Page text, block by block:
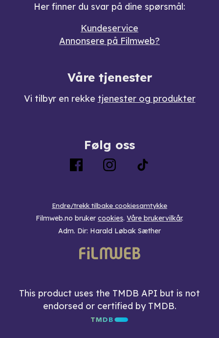
Her finner du svar på dine spørsmål:
Kundeservice
Annonsere på Filmweb?
Våre tjenester
Vi tilbyr en rekke tjenester og produkter
Følg oss
Endre/trekk tilbake cookiesamtykke
Filmweb.no bruker cookies. Våre brukervilkår.
Adm. Dir: Harald Løbak Sæther
This product uses the TMDB API but is not
endorsed or certified by TMDB.